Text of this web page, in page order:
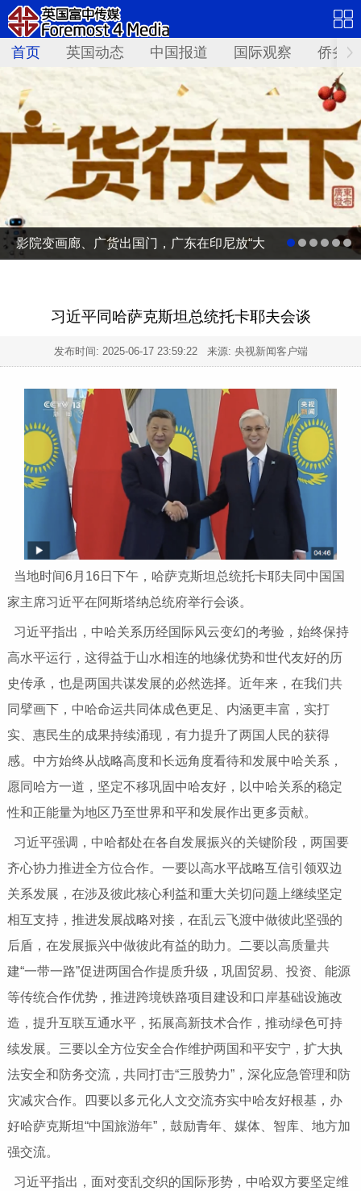
首页 英国动态 中国报道 国际观察 侨务
影院变画廊、广货出国门，广东在印尼放“大
习近平同哈萨克斯坦总统托卡耶夫会谈
发布时间: 2025-06-17 23:59:22来源: 央视新闻客户端
当地时间6月16日下午，哈萨克斯坦总统托卡耶夫同中国国
家主席习近平在阿斯塔纳总统府举行会谈。
习近平指出，中哈关系历经国际风云变幻的考验，始终保持
高水平运行，这得益于山水相连的地缘优势和世代友好的历
史传承，也是两国共谋发展的必然选择。近年来，在我们共
同擘画下，中哈命运共同体成色更足、内涵更丰富，实打
实、惠民生的成果持续涌现，有力提升了两国人民的获得
感。中方始终从战略高度和长远角度看待和发展中哈关系，
愿同哈方一道，坚定不移巩固中哈友好，以中哈关系的稳定
性和正能量为地区乃至世界和平和发展作出更多贡献。
习近平强调，中哈都处在各自发展振兴的关键阶段，两国要
齐心协力推进全方位合作。一要以高水平战略互信引领双边
关系发展，在涉及彼此核心利益和重大关切问题上继续坚定
相互支持，推进发展战略对接，在乱云飞渡中做彼此坚强的
后盾，在发展振兴中做彼此有益的助力。二要以高质量共
建“一带一路”促进两国合作提质升级，巩固贸易、投资、能源
等传统合作优势，推进跨境铁路项目建设和口岸基础设施改
造，提升互联互通水平，拓展高新技术合作，推动绿色可持
续发展。三要以全方位安全合作维护两国和平安宁，扩大执
法安全和防务交流，共同打击“三股势力”，深化应急管理和防
灾减灾合作。四要以多元化人文交流夯实中哈友好根基，办
好哈萨克斯坦“中国旅游年”，鼓励青年、媒体、智库、地方加
强交流。
习近平指出，面对变乱交织的国际形势，中哈双方要坚定维